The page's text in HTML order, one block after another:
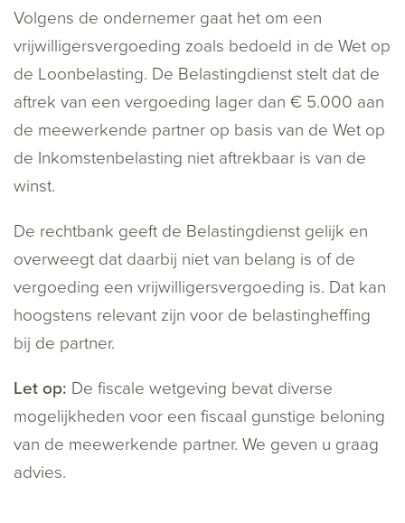
Volgens de ondernemer gaat het om een
vrijwilligersvergoeding zoals bedoeld in de Wet op
de Loonbelasting. De Belastingdienst stelt dat de
aftrek van een vergoeding lager dan € 5.000 aan
de meewerkende partner op basis van de Wet op
de Inkomstenbelasting niet aftrekbaar is van de
winst.
De rechtbank geeft de Belastingdienst gelijk en
overweegt dat daarbij niet van belang is of de
vergoeding een vrijwilligersvergoeding is. Dat kan
hoogstens relevant zijn voor de belastingheffing
bij de partner.
Let op: De fiscale wetgeving bevat diverse
mogelijkheden voor een fiscaal gunstige beloning
van de meewerkende partner. We geven u graag
advies.